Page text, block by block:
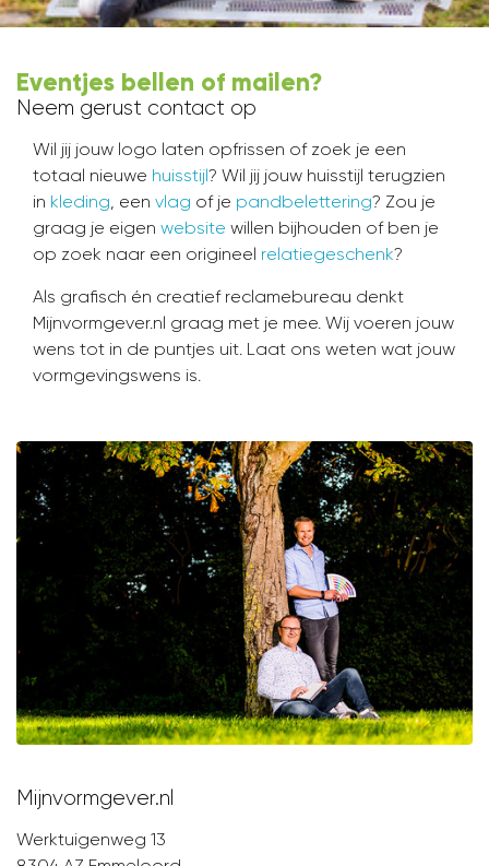
Eventjes bellen of mailen?
Neem gerust contact op
Wil jij jouw logo laten opfrissen of zoek je een
totaal nieuwe huisstijl? Wil jij jouw huisstijl terugzien
in kleding , een vlag of je pandbelettering? Zou je
graag je eigen website willen bijhouden of ben je
op zoek naar een origineel relatiegeschenk?
Als grafisch én creatief reclamebureau denkt
Mijnvormgever.nl graag met je mee. Wij voeren jouw
wens tot in de puntjes uit. Laat ons weten wat jouw
vormgevingswens is.
Mijnvormgever.nl
Werktuigenweg 13